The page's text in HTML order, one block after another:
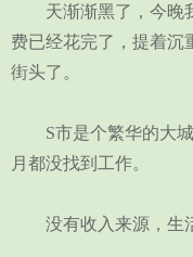
天渐渐黑了，今晚我
费已经花完了，提着沉
街头了。
S市是个繁华的大城
月都没找到工作。
没有收入来源，生活